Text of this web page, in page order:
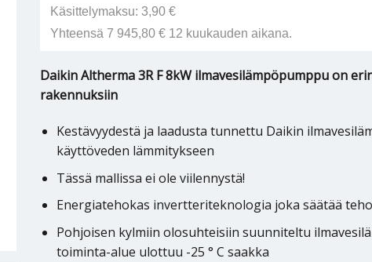
Käsittelymaksu: 3,90 €
Yhteensä 7 945,80 € 12 kuukauden aikana.
Daikin Altherma 3R F 8kW ilmavesilämpöpumppu on
rakennuksiin
Kestävyydestä ja laadusta tunnettu Daikin
käyttöveden lämmitykseen
Tässä mallissa ei ole viilennystä!
Energiatehokas invertteriteknologia joka säätää
Pohjoisen kylmiin olosuhteisiin suunniteltu
toiminta-alue ulottuu -25 ° C saakka